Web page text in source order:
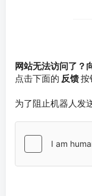
网站无法访问了？
点击下面的 反馈按
为了阻止机器人发